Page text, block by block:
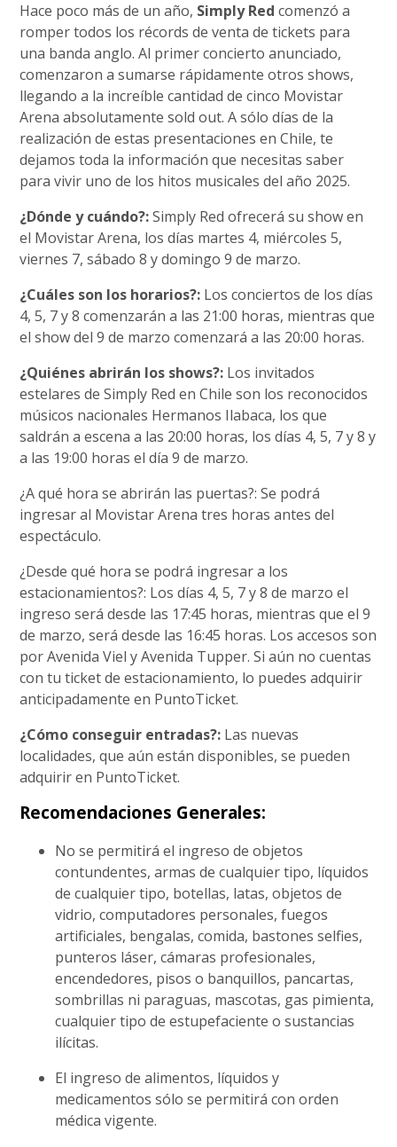
Hace poco más de un año, Simply Red comenzó a
romper todos los récords de venta de tickets para
una banda anglo. Al primer concierto anunciado,
comenzaron a sumarse rápidamente otros shows,
llegando a la increíble cantidad de cinco Movistar
Arena absolutamente sold out. A sólo días de la
realización de estas presentaciones en Chile, te
dejamos toda la información que necesitas saber
para vivir uno de los hitos musicales del año 2025.
¿Dónde y cuándo?:Simply Red ofrecerá su show en
el Movistar Arena, los días martes 4, miércoles 5,
viernes 7, sábado 8 y domingo 9 de marzo.
¿Cuáles son los horarios?: Los conciertos de los días
4, 5, 7 y 8 comenzarán a las 21:00 horas, mientras que
el show del 9 de marzo comenzará a las 20:00 horas.
¿Quiénes abrirán los shows?: Los invitados
estelares de Simply Red en Chile son los reconocidos
músicos nacionales Hermanos Ilabaca, los que
saldrán a escena a las 20:00 horas, los días 4, 5, 7 y 8 y
a las 19:00 horas el día 9 de marzo.
¿A qué hora se abrirán las puertas?: Se podrá
ingresar al Movistar Arena tres horas antes del
espectáculo.
¿Desde qué hora se podrá ingresar a los
estacionamientos?: Los días 4, 5, 7 y 8 de marzo el
ingreso será desde las 17:45 horas, mientras que el 9
de marzo, será desde las 16:45 horas. Los accesos son
por Avenida Viel y Avenida Tupper. Si aún no cuentas
con tu ticket de estacionamiento, lo puedes adquirir
anticipadamente en PuntoTicket.
¿Cómo conseguir entradas?: Las nuevas
localidades, que aún están disponibles, se pueden
adquirir en PuntoTicket.
Recomendaciones Generales:
No se permitirá el ingreso de objetos
contundentes, armas de cualquier tipo, líquidos
de cualquier tipo, botellas, latas, objetos de
vidrio, computadores personales, fuegos
artificiales, bengalas, comida, bastones selfies,
punteros láser, cámaras profesionales,
encendedores, pisos o banquillos, pancartas,
sombrillas ni paraguas, mascotas, gas pimienta,
cualquier tipo de estupefaciente o sustancias
ilícitas.
El ingreso de alimentos, líquidos y
medicamentos sólo se permitirá con orden
médica vigente.